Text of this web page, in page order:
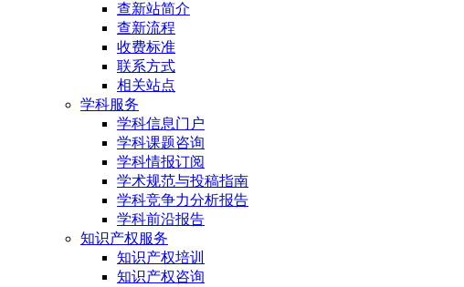
查新站简介
查新流程
收费标准
联系方式
相关站点
学科服务
学科信息门户
学科课题咨询
学科情报订阅
学术规范与投稿指南
学科竞争力分析报告
学科前沿报告
知识产权服务
知识产权培训
知识产权咨询